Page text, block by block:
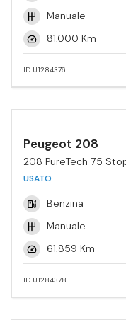
Manuale
81.000 Km
ID U1284376
Peugeot 208
208 PureTech 75
USATO
Benzina
Manuale
61.859 Km
ID U1284378